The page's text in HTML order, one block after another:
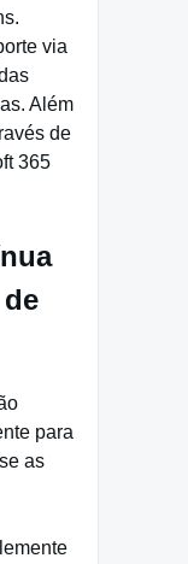
via
Além
de
365
para
as